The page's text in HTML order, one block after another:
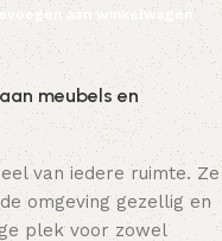
aan winkelwagen
meubels en
van iedere ruimte. Ze
omgeving gezellig en
plek voor zowel